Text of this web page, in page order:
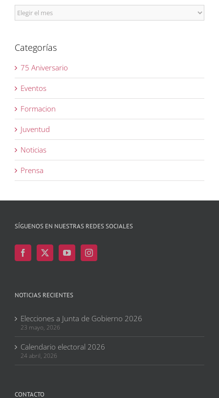
Archivos
Categorías
75 Aniversario
Eventos
Formacion
Juventud
Noticias
Prensa
SÍGUENOS EN NUESTRAS REDES SOCIALES
NOTICIAS RECIENTES
Elecciones a Junta de Gobierno 2026
23 mayo, 2026
Calendario electoral 2026
24 abril, 2026
CONTACTO